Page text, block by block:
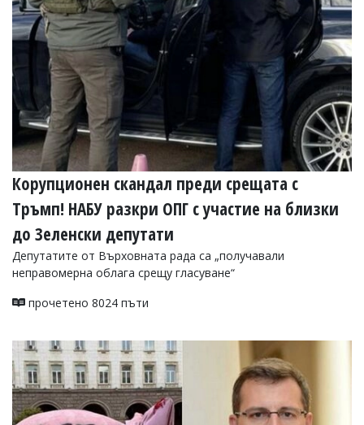
Корупционен скандал преди срещата с
Тръмп! НАБУ разкри ОПГ с участие на близки
до Зеленски депутати
Депутатите от Върховната рада са „получавали
неправомерна облага срещу гласуване“
прочетено 8024 пъти